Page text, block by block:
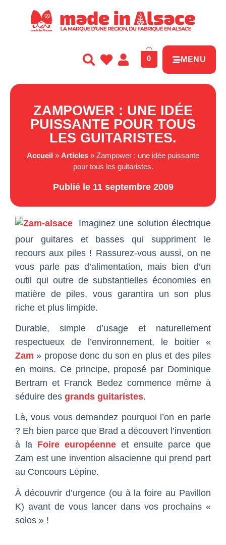
0 MENU
ZAMPOWER : UNE IDÉE
PUISSANTE POUR TOUS
LES GUITARISTES.
Accueil » Articles » Zampower : une idée puissante
pour tous les guitaristes.
Publié le 11 septembre 2009
Imaginez une solution électrique
pour guitares et basses qui suppriment le
recours aux piles ! Rassurez-vous aussi, on ne
vous parle pas d’alimentation, mais bien d’un
outil qui outre de substantielles économies en
matière de piles, vous garantira un son plus
riche et plus limpide.
Durable, simple d’usage et naturellement
respectueux de l’environnement, le boitier «
Zam » propose donc du son en plus et des piles
en moins. Ce principe, proposé par Dominique
Bertram et Franck Bedez commence même à
séduire des grands guitaristes.
Là, vous vous demandez pourquoi l’on en parle
? Eh bien parce que Brad a découvert l’invention
à la Foire européenne et ensuite parce que
Zam est une invention alsacienne qui prend part
au Concours Lépine.
À découvrir d’urgence (ou à la foire au Pavillon
K) avant de vous lancer dans vos prochains «
solos » !